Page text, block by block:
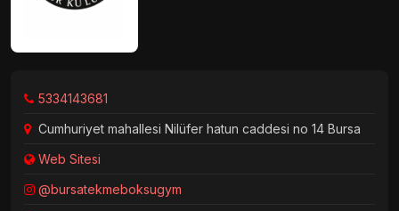
5334143681
Cumhuriyet mahallesi Nilüfer hatun caddesi no 14 Bursa
Web Sitesi
@bursatekmeboksugym